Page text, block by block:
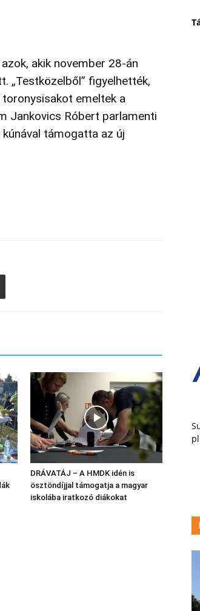
akik november 28-án
„Testközelből” figyelhették,
emeltek a
Jankovics Róbert parlamenti
támogatta az új
DRÁVATÁJ – A HMDK idén is
ösztöndíjjal támogatja a magyar
iskolába iratkozó diákokat